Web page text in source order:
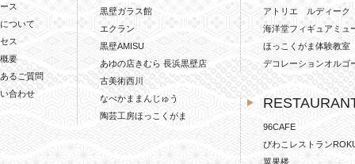
ス
ついて
ス
要
るご質問
合わせ
黒壁ガラス館
エクラン
黒壁AMISU
あゆの店きむら 長浜黒壁店
古美術西川
なべかままんじゅう
陶芸工房ほっこくがま
アトリエ ルディーク
海洋堂フィギュアミュ
ほっこくがま体験教室
デコレーションオルゴ
96CAFE
びわこレストラン
翼果楼